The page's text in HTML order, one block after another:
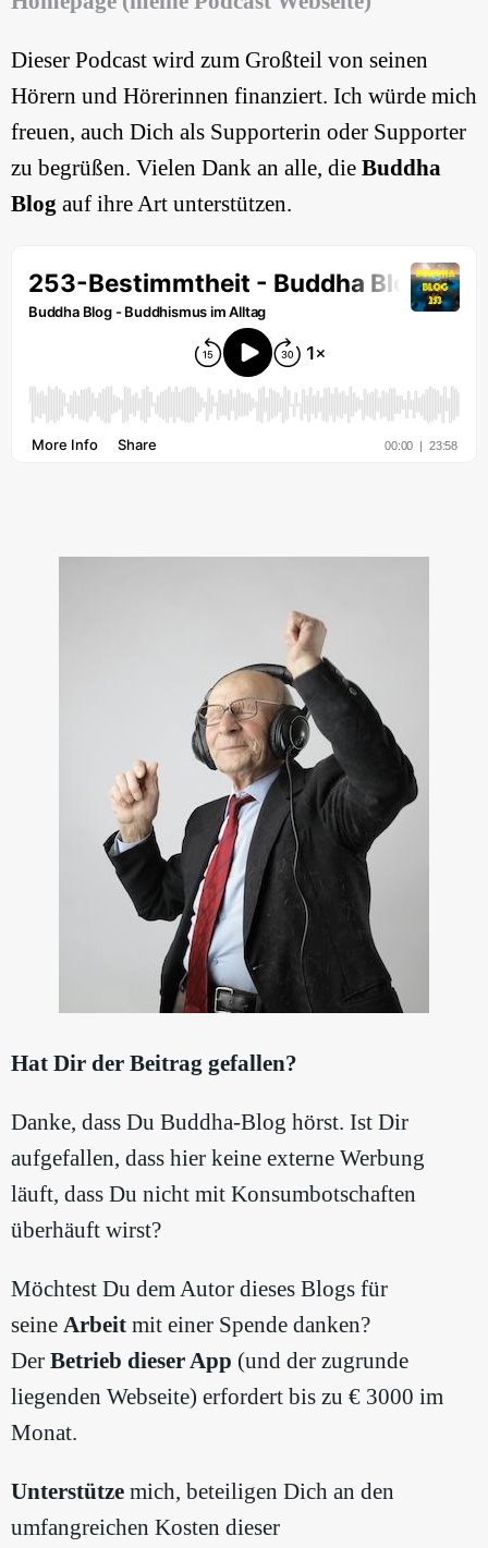
Dieser Podcast wird zum Großteil von seinen
Hörern und Hörerinnen finanziert. Ich würde mich
freuen, auch Dich als Supporterin oder Supporter
zu begrüßen. Vielen Dank an alle, die Buddha
Blog auf ihre Art unterstützen.
Hat Dir der Beitrag gefallen?
Danke, dass Du Buddha-Blog hörst. Ist Dir
aufgefallen, dass hier keine externe Werbung
läuft, dass Du nicht mit Konsumbotschaften
überhäuft wirst?
Möchtest Du dem Autor dieses Blogs für
seine Arbeit mit einer Spende danken?
Der Betrieb dieser App (und der zugrunde
liegenden Webseite) erfordert bis zu € 3000 im
Monat.
Unterstütze mich, beteiligen Dich an den
umfangreichen Kosten dieser